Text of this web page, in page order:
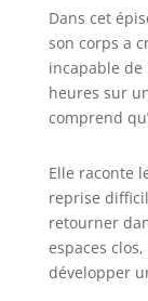
Dans cet
son corps a
incapable de
heures sur
comprend
Elle raconte
reprise
retourner
espaces
développer